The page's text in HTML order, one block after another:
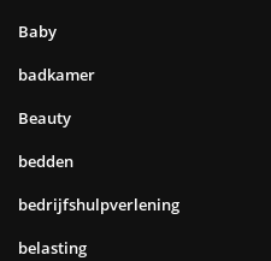
Baby
badkamer
Beauty
bedden
bedrijfshulpverlening
belasting